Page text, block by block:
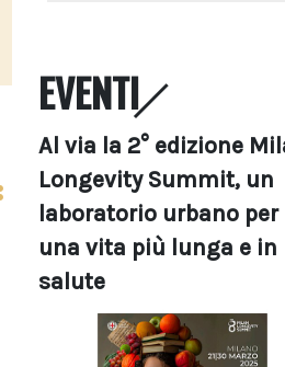
EVENTI
Al via la 2° edizione
Longevity Summit, un
laboratorio urbano per
una vita più lunga e in
salute